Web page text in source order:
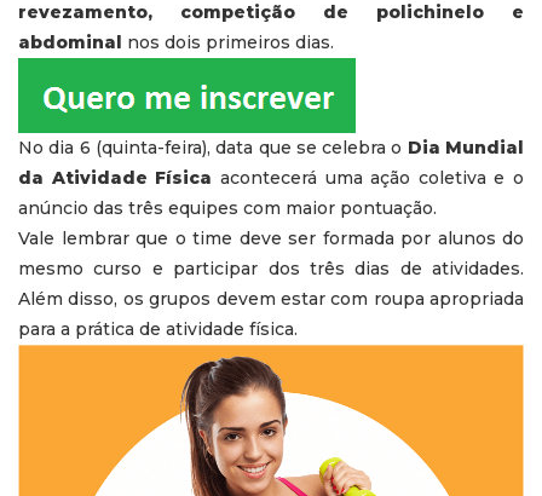
revezamento, competição de polichinelo e
abdominal nos dois primeiros dias.
No dia 6 (quinta-feira), data que se celebra o Dia Mundial
da Atividade Física acontecerá uma ação coletiva e o
anúncio das três equipes com maior pontuação.
Vale lembrar que o time deve ser formada por alunos do
mesmo curso e participar dos três dias de atividades.
Além disso, os grupos devem estar com roupa apropriada
para a prática de atividade física.